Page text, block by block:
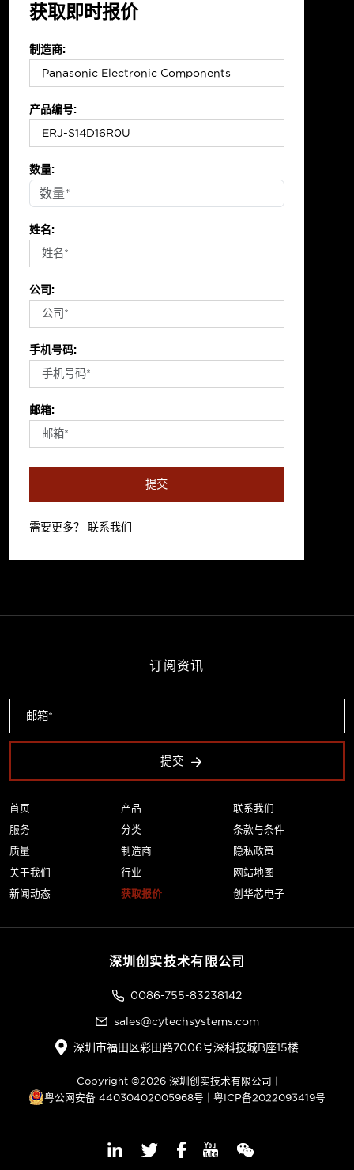
获取即时报价
制造商:
产品编号:
数量:
姓名:
公司:
手机号码:
邮箱:
提交
需要更多？ 联系我们
首页
服务
质量
关于我们
新闻动态
产品
分类
制造商
行业
获取报价
联系我们
条款与条件
隐私政策
网站地图
创华芯电子
订阅资讯
提交
深圳创实技术有限公司
0086-755-83238142
sales@cytechsystems.com
深圳市福田区彩田路7006号深科技城B座15楼
Copyright ©2026 深圳创实技术有限公司 |
粤公网安备 44030402005968号 | 粤ICP备2022093419号